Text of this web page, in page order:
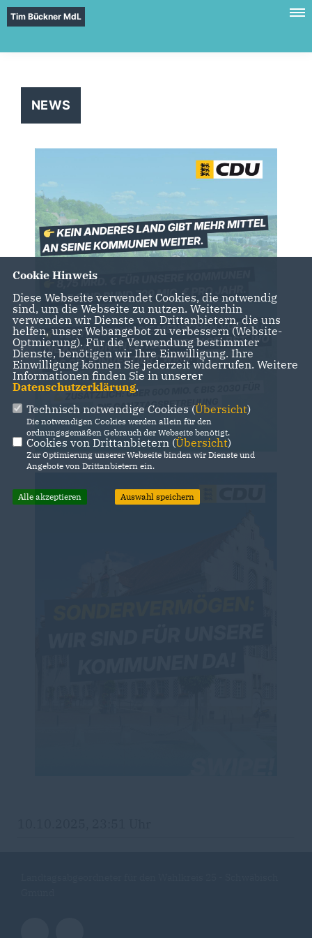
Tim Bückner MdL
NEWS
Cookie Hinweis
Diese Webseite verwendet Cookies, die notwendig
sind, um die Webseite zu nutzen. Weiterhin
verwenden wir Dienste von Drittanbietern, die uns
helfen, unser Webangebot zu verbessern (Website-
Optmierung). Für die Verwendung bestimmter
Dienste, benötigen wir Ihre Einwilligung. Ihre
Einwilligung können Sie jederzeit widerrufen. Weitere
Informationen finden Sie in unserer
Datenschutzerklärung.
Technisch notwendige Cookies (Übersicht)
Die notwendigen Cookies werden allein für den
ordnungsgemäßen Gebrauch der Webseite benötigt.
Cookies von Drittanbietern (Übersicht)
Zur Optimierung unserer Webseite binden wir Dienste und
Angebote von Drittanbietern ein.
Alle akzeptieren Auswahl speichern